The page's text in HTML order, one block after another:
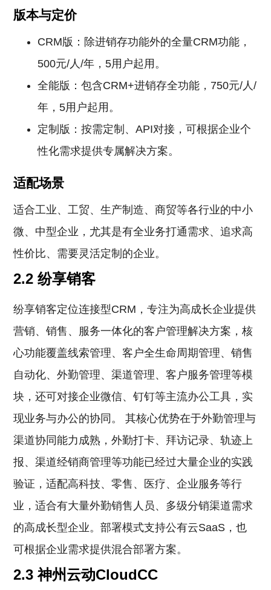
版本与定价
CRM版：除进销存功能外的全量CRM功能，
500元/人/年，5用户起用。
全能版：包含CRM+进销存全功能，750元/人/
年，5用户起用。
定制版：按需定制、API对接，可根据企业个
性化需求提供专属解决方案。
适配场景
适合工业、工贸、生产制造、商贸等各行业的中小
微、中型企业，尤其是有全业务打通需求、追求高
性价比、需要灵活定制的企业。
2.2 纷享销客
纷享销客定位连接型CRM，专注为高成长企业提供
营销、销售、服务一体化的客户管理解决方案，核
心功能覆盖线索管理、客户全生命周期管理、销售
自动化、外勤管理、渠道管理、客户服务管理等模
块，还可对接企业微信、钉钉等主流办公工具，实
现业务与办公的协同。 其核心优势在于外勤管理与
渠道协同能力成熟，外勤打卡、拜访记录、轨迹上
报、渠道经销商管理等功能已经过大量企业的实践
验证，适配高科技、零售、医疗、企业服务等行
业，适合有大量外勤销售人员、多级分销渠道需求
的高成长型企业。部署模式支持公有云SaaS，也
可根据企业需求提供混合部署方案。
2.3 神州云动CloudCC